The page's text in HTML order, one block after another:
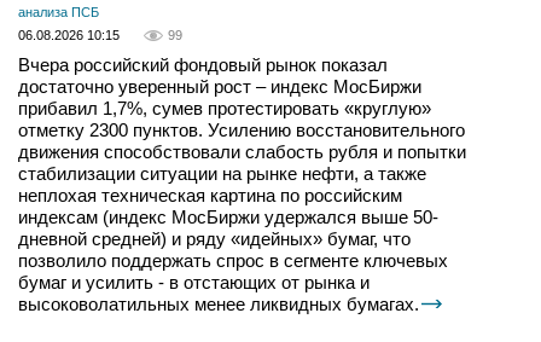
анализа ПСБ
06.08.2026 10:15
99
Вчера российский фондовый рынок показал
достаточно уверенный рост – индекс МосБиржи
прибавил 1,7%, сумев протестировать «круглую»
отметку 2300 пунктов. Усилению восстановительного
движения способствовали слабость рубля и попытки
стабилизации ситуации на рынке нефти, а также
неплохая техническая картина по российским
индексам (индекс МосБиржи удержался выше 50-
дневной средней) и ряду «идейных» бумаг, что
позволило поддержать спрос в сегменте ключевых
бумаг и усилить - в отстающих от рынка и
высоковолатильных менее ликвидных бумагах.